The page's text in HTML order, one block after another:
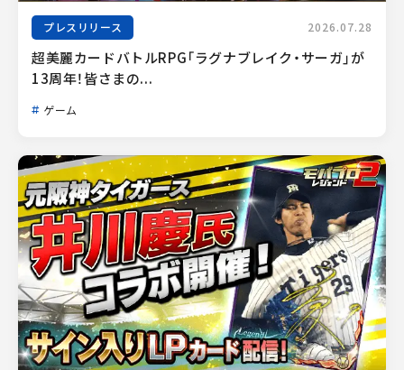
プレスリリース 2026.07.28
超美麗カードバトルRPG「ラグナブレイク・サーガ」が
13周年！皆さまの...
ゲーム